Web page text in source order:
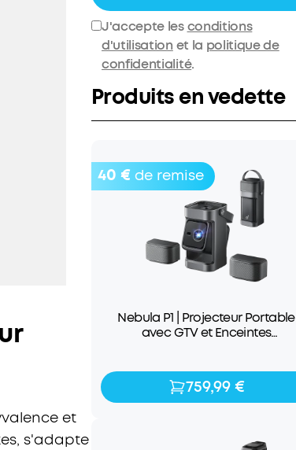
et
s'adapte
J'accepte lesconditions
d'utilisation et la politique de
confidentialité.
Produits en vedette
40 € de remise
Nebula P1 | Projecteur Portable
avec GTV et Enceintes
759,99 €799,99 €
759,99 €